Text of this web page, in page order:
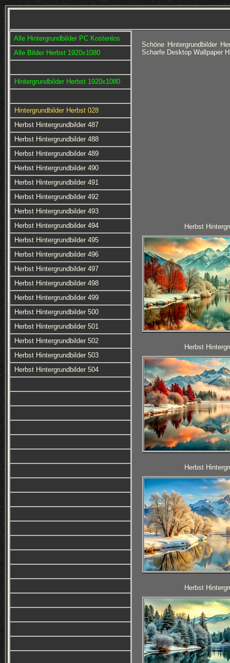
Alle Hintergrundbilder PC Kostenlos
Alle Bilder Herbst 1920x1080
Hintergrundbilder Herbst 1920x1080
Hintergrundbilder Herbst 028
Herbst Hintergrundbilder 487
Herbst Hintergrundbilder 488
Herbst Hintergrundbilder 489
Herbst Hintergrundbilder 490
Herbst Hintergrundbilder 491
Herbst Hintergrundbilder 492
Herbst Hintergrundbilder 493
Herbst Hintergrundbilder 494
Herbst Hintergrundbilder 495
Herbst Hintergrundbilder 496
Herbst Hintergrundbilder 497
Herbst Hintergrundbilder 498
Herbst Hintergrundbilder 499
Herbst Hintergrundbilder 500
Herbst Hintergrundbilder 501
Herbst Hintergrundbilder 502
Herbst Hintergrundbilder 503
Herbst Hintergrundbilder 504
Schöne Hintergrundbilder
Scharfe Desktop Wallpaper
Herbst
Herbst
Herbst
Herbst